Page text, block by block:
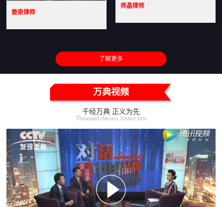
姜泉律师
师晶律师
了解更多
万典视频
千经万典 正义为先
Thousand classics Justice first